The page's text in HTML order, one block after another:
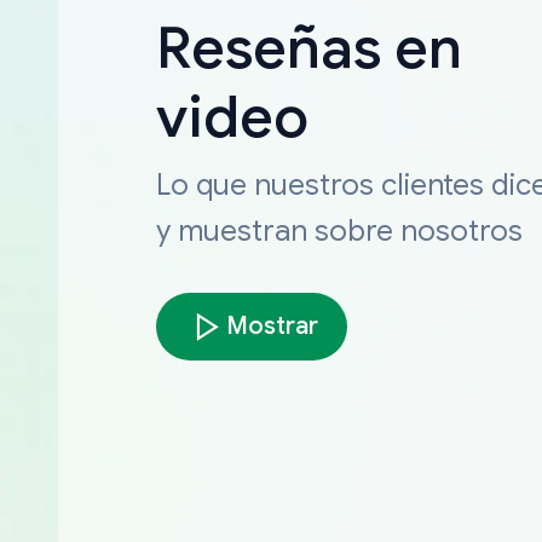
Reseñas en
video
Lo que nuestros clientes
y muestran sobre nosotros
Mostrar